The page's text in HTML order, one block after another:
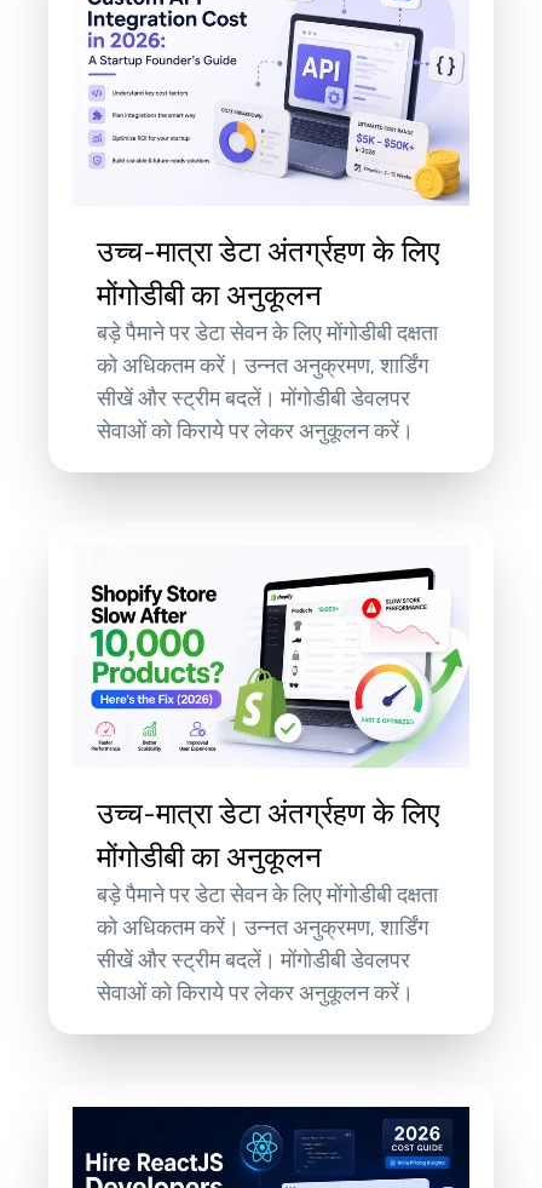
उच्च-मात्रा डेटा अंतर्ग्रहण के लिए
मोंगोडीबी का अनुकूलन
बड़े पैमाने पर डेटा सेवन के लिए मोंगोडीबी दक्षता
को अधिकतम करें। उन्नत अनुक्रमण, शार्डिंग
सीखें और स्ट्रीम बदलें। मोंगोडीबी डेवलपर
सेवाओं को किराये पर लेकर अनुकूलन करें।
उच्च-मात्रा डेटा अंतर्ग्रहण के लिए
मोंगोडीबी का अनुकूलन
बड़े पैमाने पर डेटा सेवन के लिए मोंगोडीबी दक्षता
को अधिकतम करें। उन्नत अनुक्रमण, शार्डिंग
सीखें और स्ट्रीम बदलें। मोंगोडीबी डेवलपर
सेवाओं को किराये पर लेकर अनुकूलन करें।